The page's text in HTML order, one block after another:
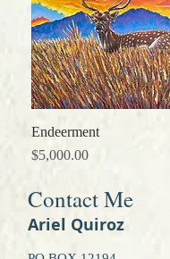
クイックビュー
Endeerment
価格
$5,000.00
Contact Me
Ariel Quiroz